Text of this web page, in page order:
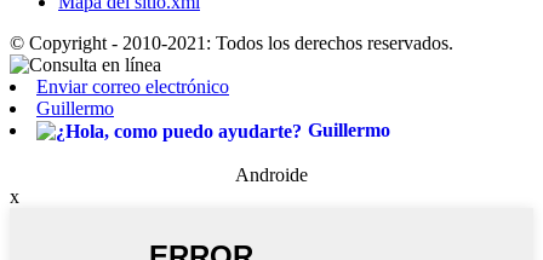
© Copyright - 2010-2021: Todos los derechos reservados.
Enviar correo electrónico
Guillermo
Guillermo
Androide
x